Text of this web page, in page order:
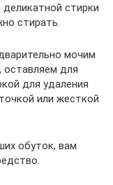
стирки
стирать.
мочим
для
для удаления
или жесткой
обуток, вам